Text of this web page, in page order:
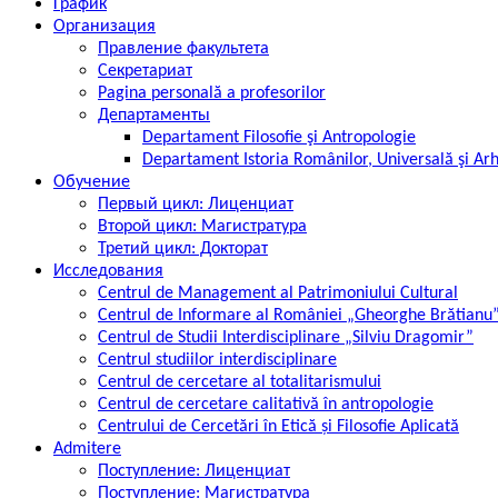
График
Организация
Правление факультета
Секретариат
Pagina personală a profesorilor
Департаменты
Departament Filosofie şi Antropologie
Departament Istoria Românilor, Universală şi
Обучение
Первый цикл: Лиценциат
Второй цикл: Магистратура
Третий цикл: Докторат
Исследования
Centrul de Management al Patrimoniului Cultural
Centrul de Informare al României „Gheorghe Brătianu”
Centrul de Studii Interdisciplinare „Silviu Dragomir”
Centrul studiilor interdisciplinare
Centrul de cercetare al totalitarismului
Centrul de cercetare calitativă în antropologie
Centrului de Cercetări în Etică și Filosofie Aplicată
Admitere
Поступление: Лиценциат
Поступление: Магистратура